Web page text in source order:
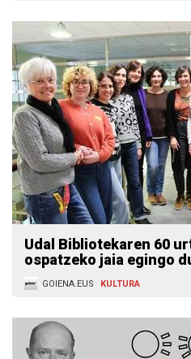
Udal Bibliotekaren 60
ospatzeko jaia egingo
GOIENA.EUS KULTURA